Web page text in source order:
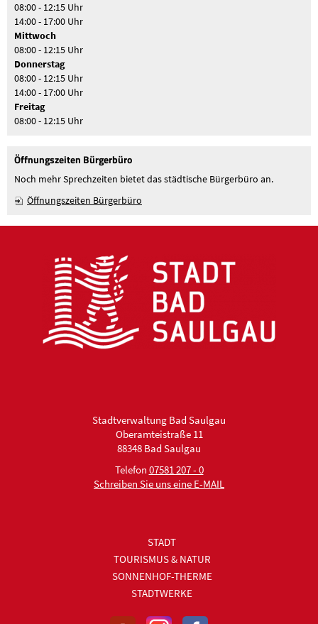
08:00 - 12:15 Uhr
14:00 - 17:00 Uhr
Mittwoch
08:00 - 12:15 Uhr
Donnerstag
08:00 - 12:15 Uhr
14:00 - 17:00 Uhr
Freitag
08:00 - 12:15 Uhr
Öffnungszeiten Bürgerbüro
Noch mehr Sprechzeiten bietet das städtische Bürgerbüro an.
Öffnungszeiten Bürgerbüro
Stadtverwaltung Bad Saulgau
Oberamteistraße 11
88348 Bad Saulgau
Telefon 07581 207 - 0
Schreiben Sie uns eine E-MAIL
STADT
TOURISMUS & NATUR
SONNENHOF-THERME
STADTWERKE